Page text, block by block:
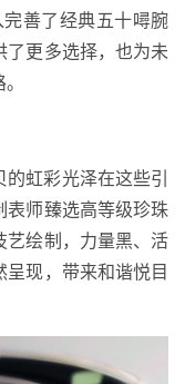
善了经典五十噚腕
了更多选择，也为未
虹彩光泽在这些引
表师臻选高等级珍珠
艺绘制，力量黑、活
现，带来和谐悦目